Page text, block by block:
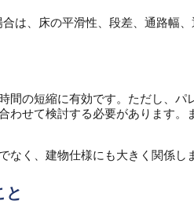
は、床の平滑性、段差、通路幅、
間の短縮に有効です。 ただし、パ
わせて検討する必要があります。
く、建物仕様にも大きく関係し
と